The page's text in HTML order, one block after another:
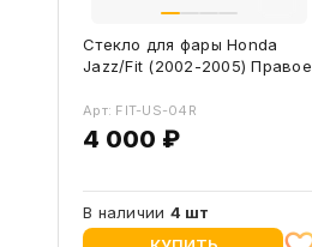
Стекло для фары Honda
Jazz/Fit (2002-2005) Правое
Арт: FIT-US-04R
4 000 ₽
В наличии 4 шт